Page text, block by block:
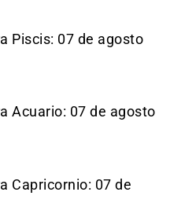
Piscis: 07 de agosto
Acuario: 07 de agosto
Capricornio: 07 de